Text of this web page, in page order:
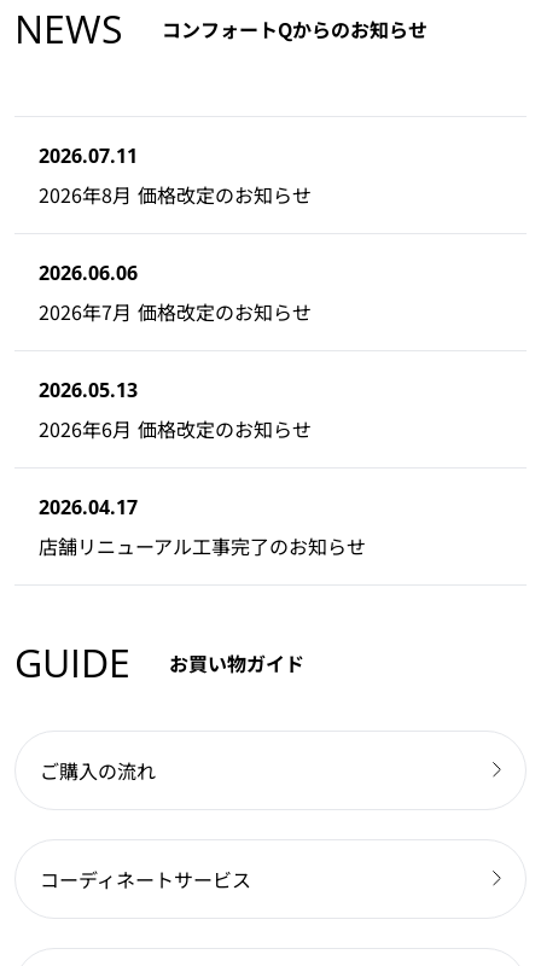
NEWS コンフォートQからのお知らせ
2026.07.11
2026年8月 価格改定のお知らせ
2026.06.06
2026年7月 価格改定のお知らせ
2026.05.13
2026年6月 価格改定のお知らせ
2026.04.17
店舗リニューアル工事完了のお知らせ
GUIDE お買い物ガイド
ご購入の流れ
コーディネートサービス